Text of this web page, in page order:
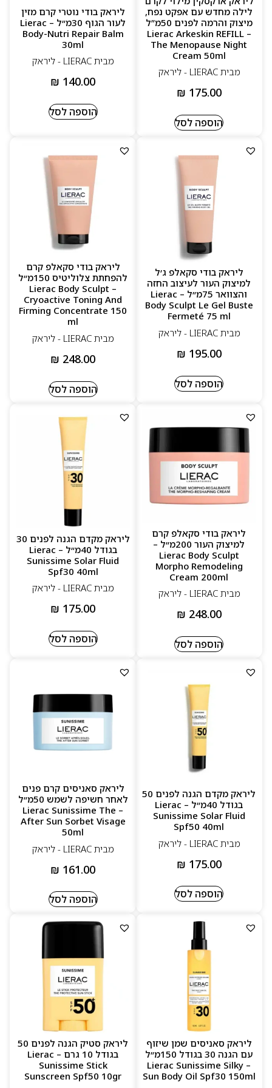
שילוב בין מדע, צמחייה וחדשנות
פתרונות מוכחים לאנטי־אייג’ינג וטיפוח
חוויית טיפוח יוקרתית ועדינה לעור
לילה מחדש עם אפקט נפח,
מיצוק והרמה לפנים 50מ”ל
– Lierac Arkeskin REFILL
The Menopause Night
Cream 50ml
מבית LIERAC - ליראק
₪ 175.00
הוספה לסל
ליראק בודי נוטרי קרם מזין
לעור הגוף 30מ״ל – Lierac
Body-Nutri Repair Balm
30ml
מבית LIERAC - ליראק
₪ 140.00
הוספה לסל
ליראק בודי סקאלפ ג׳ל
למיצוק העור לעיצוב החזה
והצוואר 75מ״ל – Lierac
Body Sculpt Le Gel Buste
Fermeté 75 ml
מבית LIERAC - ליראק
₪ 195.00
הוספה לסל
ליראק בודי סקאלפ קרם
להפחתת צלוליטיס 150מ״ל
– Lierac Body Sculpt
Cryoactive Toning And
Firming Concentrate 150
ml
מבית LIERAC - ליראק
₪ 248.00
הוספה לסל
ליראק בודי סקאלפ קרם
למיצוק העור 200מ״ל –
Lierac Body Sculpt
Morpho Remodeling
Cream 200ml
מבית LIERAC - ליראק
₪ 248.00
הוספה לסל
ליראק מקדם הגנה לפנים 30
בגודל 40מ״ל – Lierac
Sunissime Solar Fluid
Spf30 40ml
מבית LIERAC - ליראק
₪ 175.00
הוספה לסל
ליראק מקדם הגנה לפנים 50
בגודל 40מ״ל – Lierac
Sunissime Solar Fluid
Spf50 40ml
מבית LIERAC - ליראק
₪ 175.00
הוספה לסל
ליראק סאניסים קרם פנים
לאחר חשיפה לשמש 50מ״ל
– Lierac Sunissime The
After Sun Sorbet Visage
50ml
מבית LIERAC - ליראק
₪ 161.00
הוספה לסל
ליראק סאניסים שמן שיזוף
עם הגנה 30 בגודל 150מ״ל
– Lierac Sunissime Silky
Sun Body Oil Spf30 150ml
ליראק סטיק הגנה לפנים 50
בגודל 10 גרם – Lierac
Sunissime Stick
Sunscreen Spf50 10gr